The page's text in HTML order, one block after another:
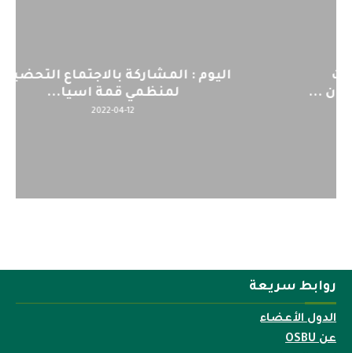
اليوم : المشاركة بالاجتماع التحضيري
لمنظمي قمة اسيا...
روابط سريعة
الدول الأعضاء
عن OSBU